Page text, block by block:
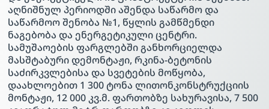
აღნიშნულ პერიოდში აშენდა საწარმო და
საწარმოო შენობა №1, წყლის გამწმენდი
ნაგებობა და ენერგეტიკული ცენტრი.
სამუშაოების ფარგლებში განხორციელდა
მასშტაბური დემონტაჟი, რკინა-ბეტონის
საძირკვლებისა და სვეტების მოწყობა,
დაახლოებით 1 300 ტონა ლითონკონსტრუქციის
მონტაჟი, 12 000 კვ.მ. ფართობზე სახურავისა, 7 500